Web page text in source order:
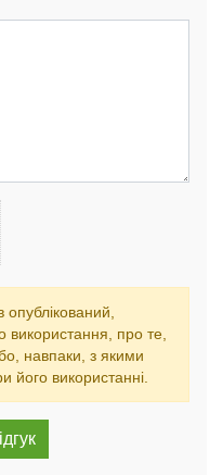
використання, про те,
навпаки, з якими
його використанні.